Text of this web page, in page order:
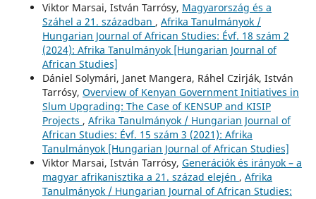
Viktor Marsai, István Tarrósy, Magyarország és a
Száhel a 21. században , Afrika Tanulmányok /
Hungarian Journal of African Studies: Évf. 18 szám 2
(2024): Afrika Tanulmányok [Hungarian Journal of
African Studies]
Dániel Solymári, Janet Mangera, Ráhel Czirják, István
Tarrósy, Overview of Kenyan Government Initiatives in
Slum Upgrading: The Case of KENSUP and KISIP
Projects , Afrika Tanulmányok / Hungarian Journal of
African Studies: Évf. 15 szám 3 (2021): Afrika
Tanulmányok [Hungarian Journal of African Studies]
Viktor Marsai, István Tarrósy, Generációk és irányok – a
magyar afrikanisztika a 21. század elején , Afrika
Tanulmányok / Hungarian Journal of African Studies: